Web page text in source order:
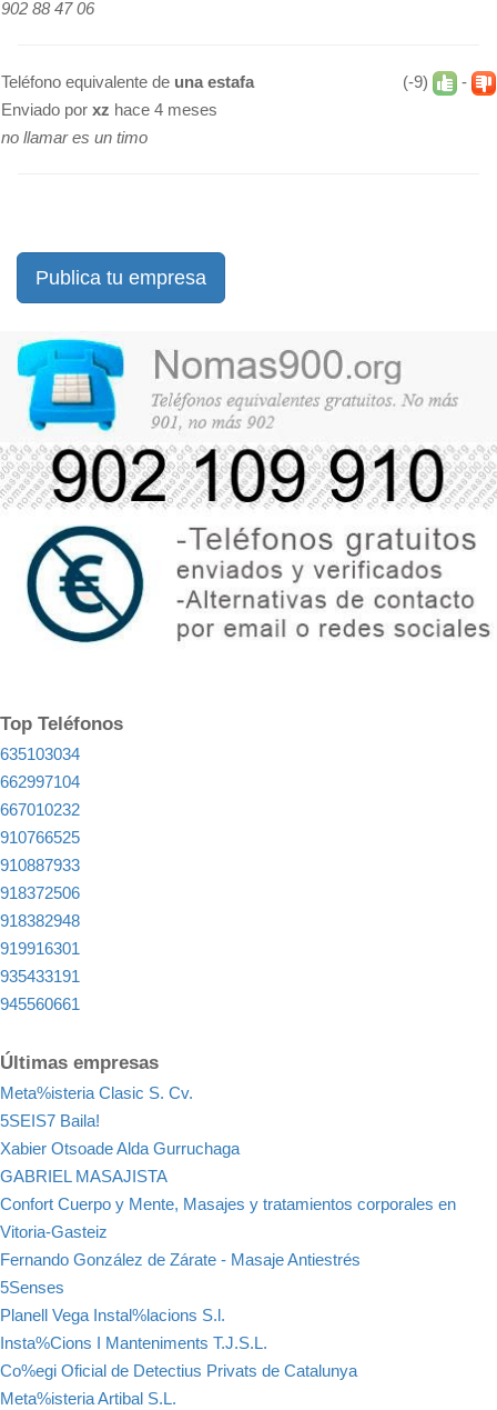
902 88 47 06
(-9) -
Teléfono equivalente de una estafa
Enviado por xz hace 4 meses
no llamar es un timo
Publica tu empresa
Top Teléfonos
635103034
662997104
667010232
910766525
910887933
918372506
918382948
919916301
935433191
945560661
Últimas empresas
Meta%isteria Clasic S. Cv.
5SEIS7 Baila!
Xabier Otsoade Alda Gurruchaga
GABRIEL MASAJISTA
Confort Cuerpo y Mente, Masajes y tratamientos corporales en
Vitoria-Gasteiz
Fernando González de Zárate - Masaje Antiestrés
5Senses
Planell Vega Instal%lacions S.l.
Insta%Cions I Manteniments T.J.S.L.
Co%egi Oficial de Detectius Privats de Catalunya
Meta%isteria Artibal S.L.